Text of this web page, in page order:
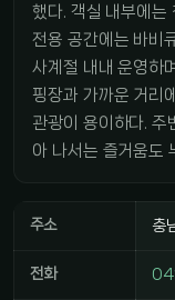
했다. 객실 내부에는
전용 공간에는 바비
사계절 내내 운영하
핑장과 가까운 거리
관광이 용이하다. 주
아 나서는 즐거움도
주소 충
전화